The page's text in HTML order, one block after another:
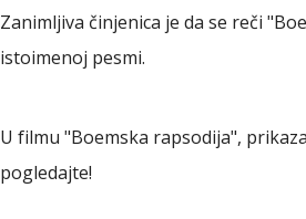
Zanimljiva činjenica je da se reči
istoimenoj pesmi.
U filmu "Boemska rapsodija",
pogledajte!